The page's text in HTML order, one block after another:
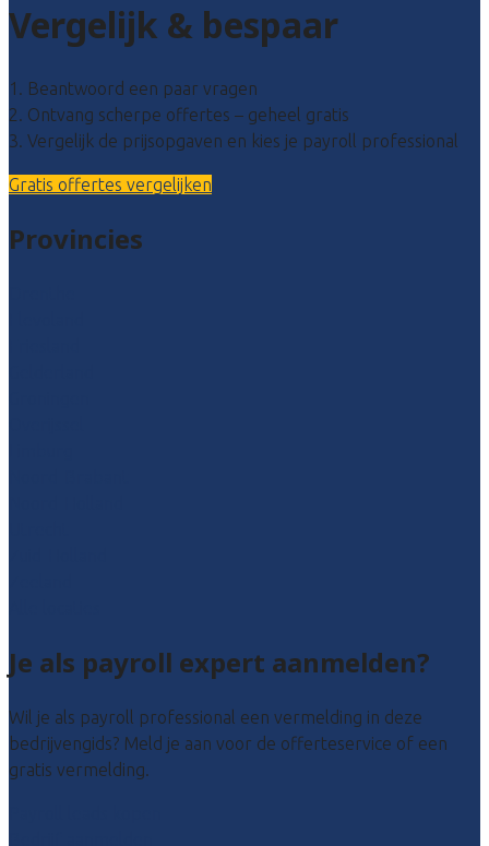
Vergelijk & bespaar
1. Beantwoord een paar vragen
2. Ontvang scherpe offertes – geheel gratis
3. Vergelijk de prijsopgaven en kies je payroll professional
Gratis offertes vergelijken
Provincies
Je als payroll expert aanmelden?
Wil je als payroll professional een vermelding in deze
bedrijvengids? Meld je aan voor de offerteservice of een
gratis vermelding.